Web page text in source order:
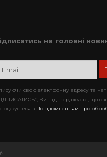
на головні
свою електронну адресу та
Ви підтверджуєте, що
з Повідомленням про